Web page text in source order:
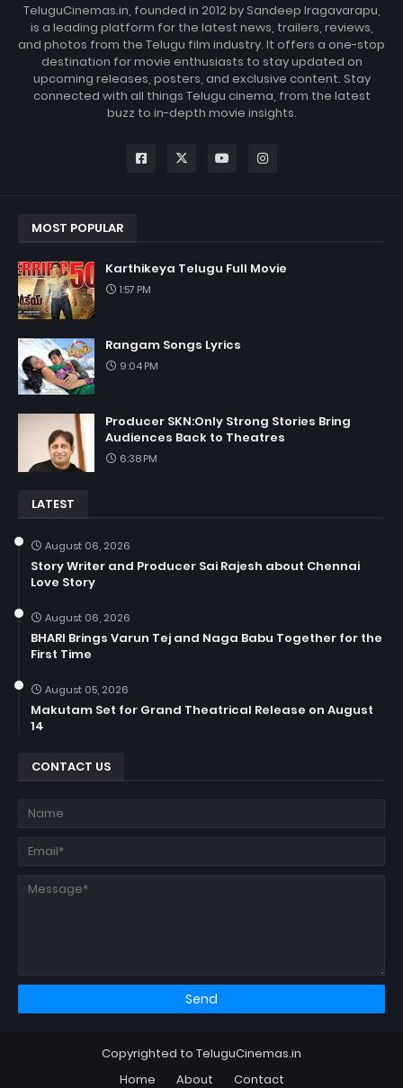
TeluguCinemas.in, founded in 2012 by Sandeep Iragavarapu,
is a leading platform for the latest news, trailers, reviews,
and photos from the Telugu film industry. It offers a one-stop
destination for movie enthusiasts to stay updated on
upcoming releases, posters, and exclusive content. Stay
connected with all things Telugu cinema, from the latest
buzz to in-depth movie insights.
MOST POPULAR
Karthikeya Telugu Full Movie
1:57 PM
Rangam Songs Lyrics
9:04 PM
Producer SKN:Only Strong Stories Bring
Audiences Back to Theatres
6:38 PM
LATEST
August 06, 2026
Story Writer and Producer Sai Rajesh about Chennai
Love Story
August 06, 2026
BHARI Brings Varun Tej and Naga Babu Together for the
First Time
August 05, 2026
Makutam Set for Grand Theatrical Release on August
14
CONTACT US
Copyrighted to TeluguCinemas.in
Home
About Contact